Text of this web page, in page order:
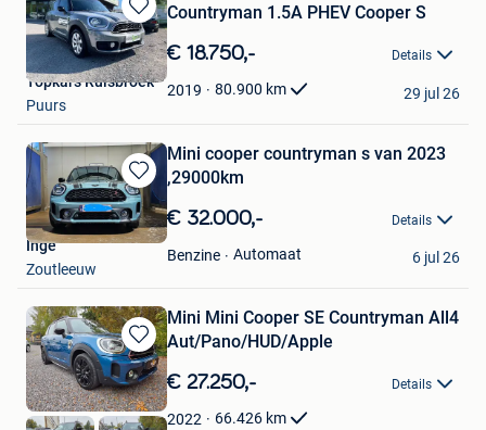
Bewaren
in
Mijn
Favorieten
Countryman 1.5A PHEV Cooper S
€ 18.750,- Details
2019 80.900 km
Topkars Ruisbroek
Puurs
29 jul 26
Bewaren
in
Mijn
Favorieten
Mini cooper countryman s van 2023
,29000km
€ 32.000,- Details
Benzine Automaat
Inge
Zoutleeuw
6 jul 26
Bewaren
in
Mijn
Favorieten
Mini Mini Cooper SE Countryman All4
Aut/Pano/HUD/Apple
€ 27.250,- Details
2022 66.426 km